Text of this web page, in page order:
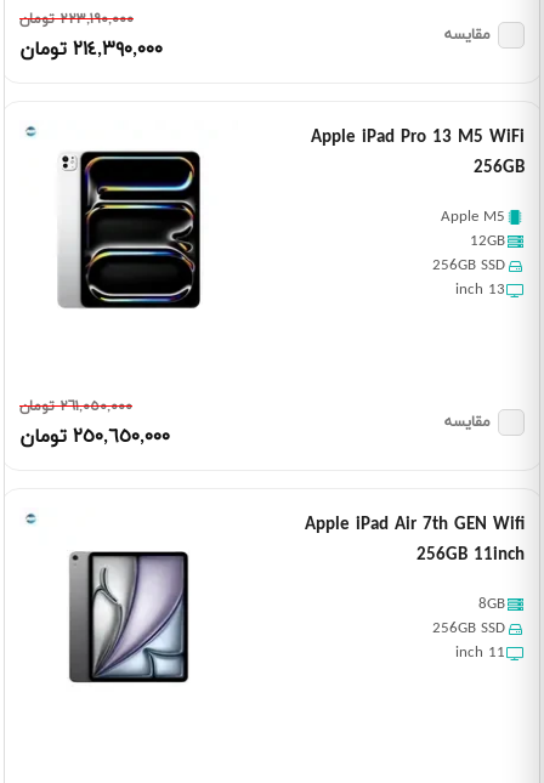
٢٢٣,١٩٠,٠٠٠ تومان
٢١٤,٣٩٠,٠٠٠ تومان
مقایسه
Apple iPad Pro 13 M5 WiFi
256GB
Apple M5
12GB
256GB SSD
13 inch
٢٦١,٠٥٠,٠٠٠ تومان
٢٥٠,٦٥٠,٠٠٠ تومان
مقایسه
Apple iPad Air 7th GEN Wifi
256GB 11inch
8GB
256GB SSD
11 inch